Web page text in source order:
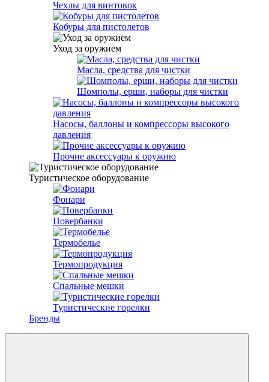
Чехлы для винтовок
Кобуры для пистолетов
Уход за оружием
Масла, средства для чистки
Шомполы, ерши, наборы для чистки
Насосы, баллоны и компрессоры высокого
давления
Прочие аксессуары к оружию
Туристическое оборудование
Фонари
Повербанки
Термобелье
Термопродукция
Спальные мешки
Туристические горелки
Бренды